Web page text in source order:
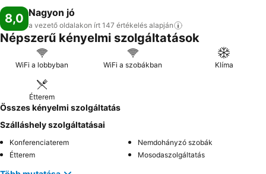
8,0 Nagyon jó
a vezető oldalakon írt 147 értékelés alapján
Népszerű kényelmi szolgáltatások
WiFi a lobbyban WiFi a szobákban Klíma
Étterem
Összes kényelmi szolgáltatás
Szálláshely szolgáltatásai
Konferenciaterem
Nemdohányzó szobák
Étterem
Mosodaszolgáltatás